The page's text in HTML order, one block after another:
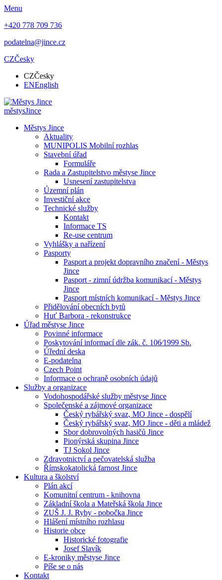
Menu
+420 778 709 736
podatelna@jince.cz
CZČesky
CZČesky
ENEnglish
městysJince
Městys Jince
Aktuality
MUNIPOLIS Mobilní rozhlas
Stavební úřad
Formuláře
Rada a Zastupitelstvo městyse Jince
Usnesení zastupitelstva
Územní plán
Investiční akce
Technické služby
Kontakt
Informace TS
Re-use centrum
Vyhlášky a nařízení
Pasporty
Pasport a projekt dopravního značení - Městys
Jince
Pasport - zimní údržba komunikací - Městys
Jince
Pasport místních komunikací - Městys Jince
Přidělování obecních bytů
Huť Barbora - rekonstrukce
Úřad městyse Jince
Povinné informace
Poskytování informací dle zák. č. 106⁄1999 Sb.
Úřední deska
E-podatelna
Czech Point
Informace o ochraně osobních údajů
Služby a organizace
Vodohospodářské služby městyse Jince
Společenské a zájmové organizace
Český rybářský svaz, MO Jince - dospělí
Český rybářský svaz, MO Jince - děti a mládež
Sbor dobrovolných hasičů Jince
Pionýrská skupina Jince
TJ Sokol Jince
Zdravotnictví a pečovatelská služba
Římskokatolická farnost Jince
Kultura a školství
Plán akcí
Komunitní centrum - knihovna
Základní škola a Mateřská škola Jince
ZUŠ J. J. Ryby - pobočka Jince
Hlášení místního rozhlasu
Historie obce
Historické fotografie
Josef Slavík
E-kroniky městyse Jince
Píše se o nás
Kontakt